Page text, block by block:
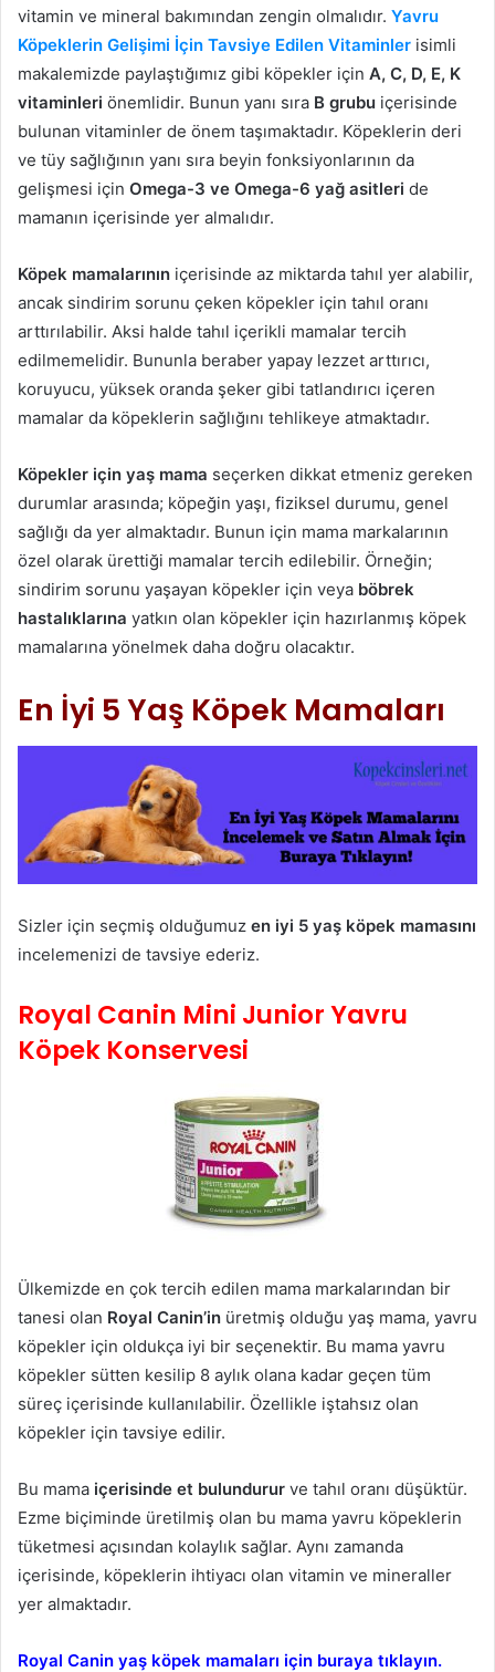
vitamin ve mineral bakımından zengin olmalıdır. Yavru
Köpeklerin Gelişimi İçin Tavsiye Edilen Vitaminler isimli
makalemizde paylaştığımız gibi köpekler için A, C, D, E, K
vitaminleri önemlidir. Bunun yanı sıra B grubu içerisinde
bulunan vitaminler de önem taşımaktadır. Köpeklerin deri
ve tüy sağlığının yanı sıra beyin fonksiyonlarının da
gelişmesi için Omega-3 ve Omega-6 yağ asitleri de
mamanın içerisinde yer almalıdır.
Köpek mamalarının içerisinde az miktarda tahıl yer alabilir,
ancak sindirim sorunu çeken köpekler için tahıl oranı
arttırılabilir. Aksi halde tahıl içerikli mamalar tercih
edilmemelidir. Bununla beraber yapay lezzet arttırıcı,
koruyucu, yüksek oranda şeker gibi tatlandırıcı içeren
mamalar da köpeklerin sağlığını tehlikeye atmaktadır.
Köpekler için yaş mama seçerken dikkat etmeniz gereken
durumlar arasında; köpeğin yaşı, fiziksel durumu, genel
sağlığı da yer almaktadır. Bunun için mama markalarının
özel olarak ürettiği mamalar tercih edilebilir. Örneğin;
sindirim sorunu yaşayan köpekler için veya böbrek
hastalıklarına yatkın olan köpekler için hazırlanmış köpek
mamalarına yönelmek daha doğru olacaktır.
En İyi 5 Yaş Köpek Mamaları
Sizler için seçmiş olduğumuz en iyi 5 yaş köpek mamasını
incelemenizi de tavsiye ederiz.
Royal Canin Mini Junior Yavru
Köpek Konservesi
Ülkemizde en çok tercih edilen mama markalarından bir
tanesi olan Royal Canin’in üretmiş olduğu yaş mama, yavru
köpekler için oldukça iyi bir seçenektir. Bu mama yavru
köpekler sütten kesilip 8 aylık olana kadar geçen tüm
süreç içerisinde kullanılabilir. Özellikle iştahsız olan
köpekler için tavsiye edilir.
Bu mama içerisinde et bulundurur ve tahıl oranı düşüktür.
Ezme biçiminde üretilmiş olan bu mama yavru köpeklerin
tüketmesi açısından kolaylık sağlar. Aynı zamanda
içerisinde, köpeklerin ihtiyacı olan vitamin ve mineraller
yer almaktadır.
Royal Canin yaş köpek mamaları için buraya tıklayın.